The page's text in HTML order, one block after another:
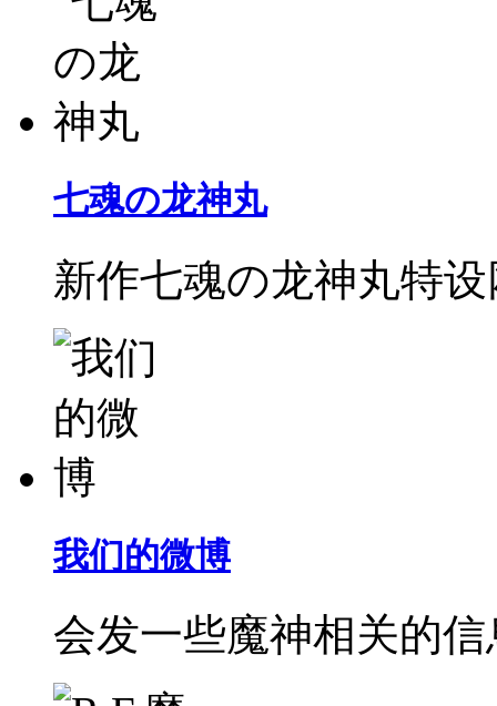
七魂の龙神丸
新作七魂の龙神丸特
我们的微博
会发一些魔神相关的信